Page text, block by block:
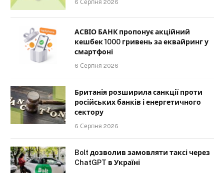
6 Серпня 2026
АСВІО БАНК пропонує акційний
кешбек 1000 гривень за еквайринг у
смартфоні
6 Серпня 2026
Британія розширила санкції проти
російських банків і енергетичного
сектору
6 Серпня 2026
Bolt дозволив замовляти таксі через
ChatGPT в Україні